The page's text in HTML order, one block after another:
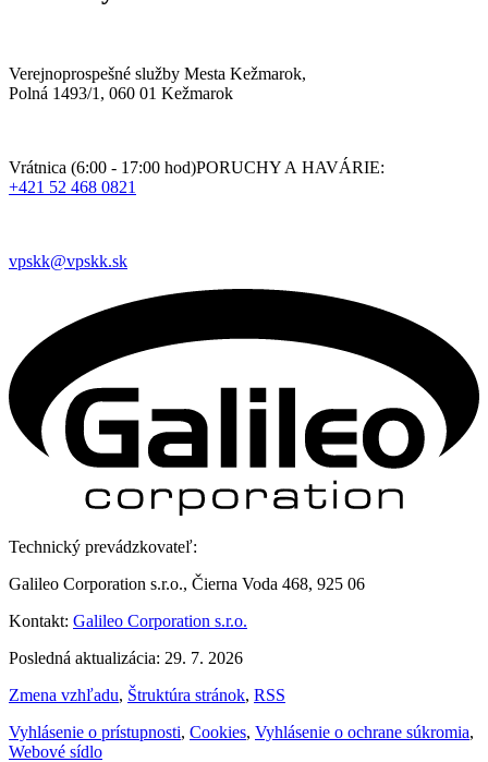
Verejnoprospešné služby Mesta Kežmarok,
Polná 1493/1, 060 01 Kežmarok
Vrátnica (6:00 - 17:00 hod)PORUCHY A HAVÁRIE:
+421 52 468 0821
vpskk@vpskk.sk
Technický prevádzkovateľ:
Galileo Corporation s.r.o., Čierna Voda 468, 925 06
Kontakt: Galileo Corporation s.r.o.
Posledná aktualizácia: 29. 7. 2026
Zmena vzhľadu, Štruktúra stránok, RSS
Vyhlásenie o prístupnosti, Cookies, Vyhlásenie o ochrane súkromia,
Webové sídlo